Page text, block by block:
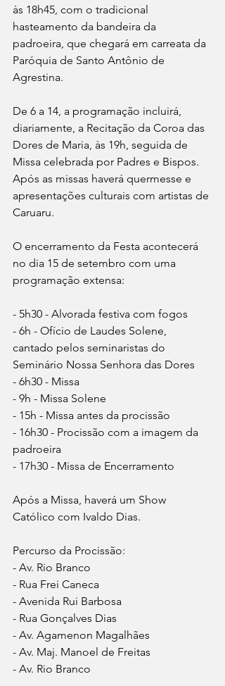
às 18h45, com o tradicional
hasteamento da bandeira da
padroeira, que chegará em carreata da
Paróquia de Santo Antônio de
Agrestina.
De 6 a 14, a programação incluirá,
diariamente, a Recitação da Coroa das
Dores de Maria, às 19h, seguida de
Missa celebrada por Padres e Bispos.
Após as missas haverá quermesse e
apresentações culturais com artistas de
Caruaru.
O encerramento da Festa acontecerá
no dia 15 de setembro com uma
programação extensa:
- 5h30 - Alvorada festiva com fogos
- 6h - Ofício de Laudes Solene,
cantado pelos seminaristas do
Seminário Nossa Senhora das Dores
- 6h30 - Missa
- 9h - Missa Solene
- 15h - Missa antes da procissão
- 16h30 - Procissão com a imagem da
padroeira
- 17h30 - Missa de Encerramento
Após a Missa, haverá um Show
Católico com Ivaldo Dias.
Percurso da Procissão:
- Av. Rio Branco
- Rua Frei Caneca
- Avenida Rui Barbosa
- Rua Gonçalves Dias
- Av. Agamenon Magalhães
- ⁠Av. Maj. Manoel de Freitas
- ⁠Av. Rio Branco